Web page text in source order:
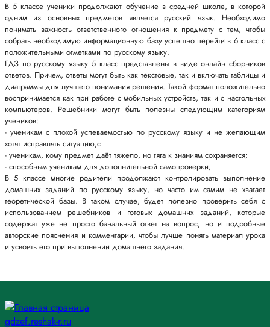
В 5 классе ученики продолжают обучение в средней школе, в которой
одним из основных предметов является русский язык. Необходимо
понимать важность ответственного отношения к предмету с тем, чтобы
собрать необходимую информационную базу успешно перейти в 6 класс с
положительными отметками по русскому языку.
ГДЗ по русскому языку 5 класс представлены в виде онлайн сборников
ответов. Причем, ответы могут быть как текстовые, так и включать таблицы и
диаграммы для лучшего понимания решения. Такой формат положительно
воспринимается как при работе с мобильных устройств, так и с настольных
компьютеров. Решебники могут быть полезны следующим категориям
учеников:
- ученикам с плохой успеваемостью по русскому языку и не желающим
хотят исправлять ситуацию;c
- ученикам, кому предмет даёт тяжело, но тяга к знаниям сохраняется;
- способным ученикам для дополнительной самопроверки;
В 5 классе многие родители продолжают контролировать выполнение
домашних заданий по русскому языку, но часто им самим не хватает
теоретической базы. В таком случае, будет полезно проверить себя с
использованием решебников и готовых домашних заданий, которые
содержат уже не просто банальный ответ на вопрос, но и подробные
авторские пояснения и комментарии, чтобы лучше понять материал урока
и усвоить его при выполнении домашнего задания.